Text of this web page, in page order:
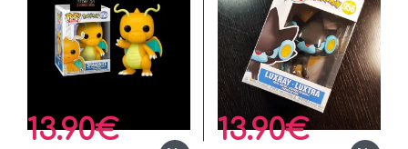
13.90€ 13.90€